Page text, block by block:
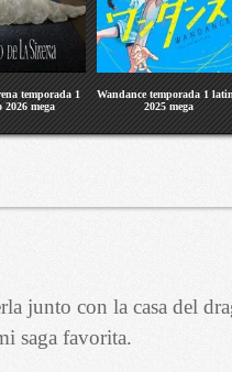
temporada 1
2026 mega
Wandance temporada 1
2025 mega
junto con la casa del
saga favorita.